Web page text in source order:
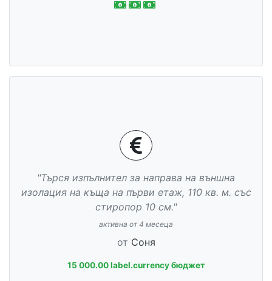
"Търся изпълнител за направа на външна
изолация на къща на първи етаж, 110 кв. м. със
стиропор 10 см."
активна от 4 месеца
от Соня
15 000.00 label.currency бюджет